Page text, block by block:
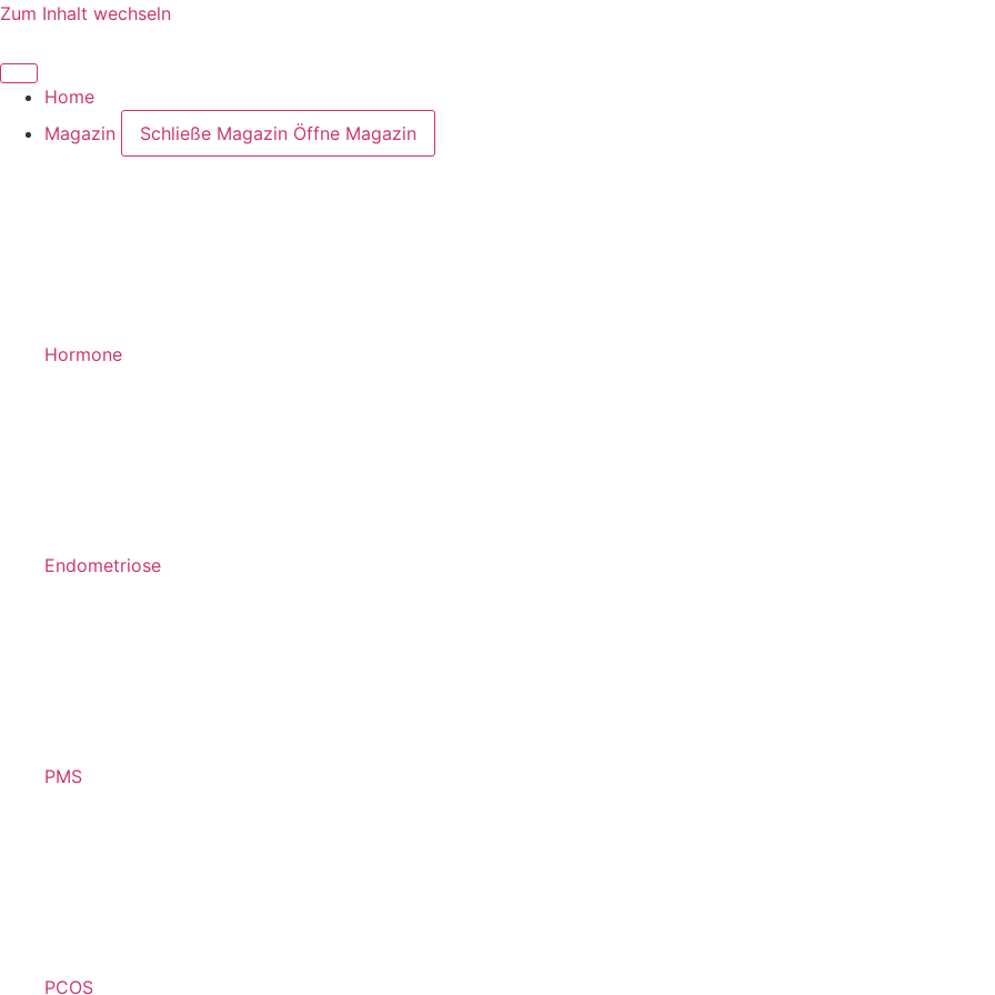
Zum Inhalt wechseln
Home
Magazin
Schließe Magazin Öffne Magazin
Hormone
Endometriose
PMS
PCOS